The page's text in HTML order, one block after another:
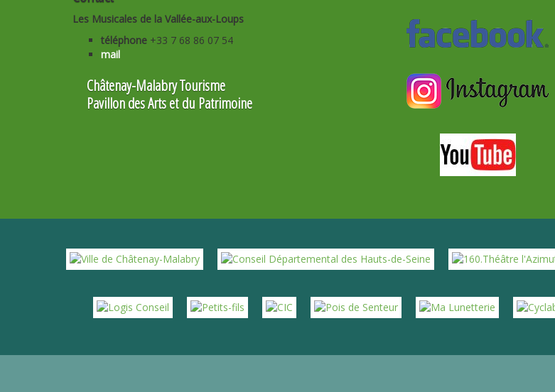
Les Musicales de la Vallée-aux-Loups
téléphone +33 7 68 86 07 54
mail
Châtenay-Malabry Tourisme
Pavillon des Arts et du Patrimoine